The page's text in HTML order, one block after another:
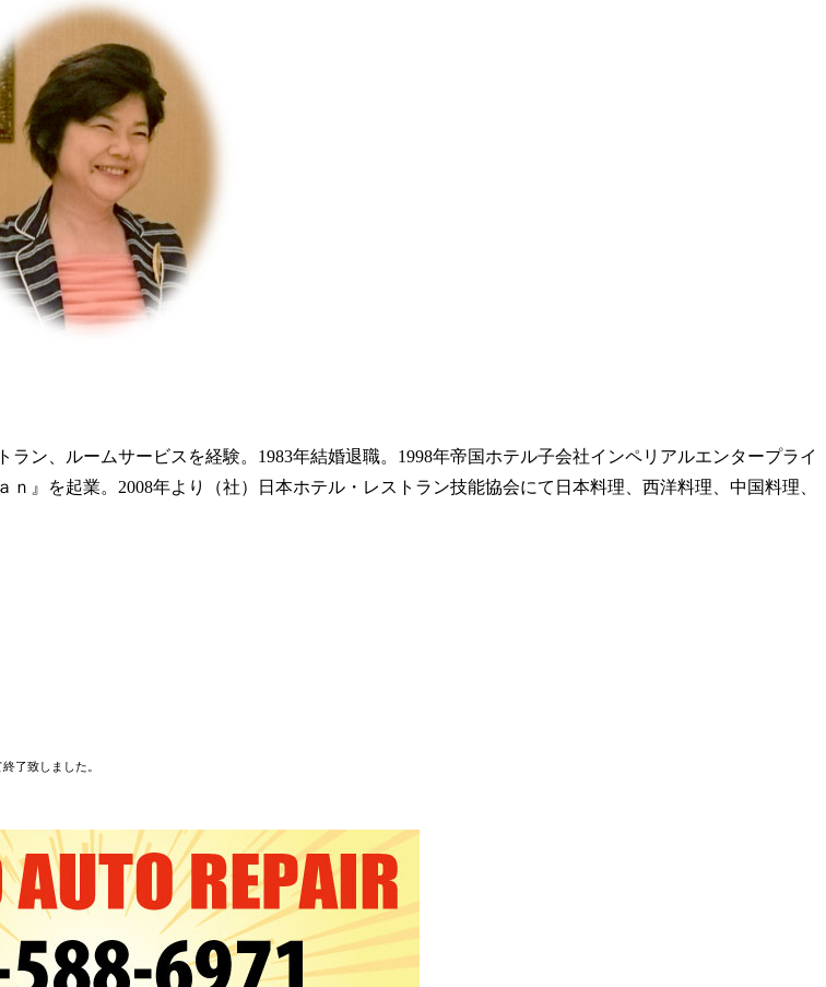
ン、ルームサービスを経験。1983年結婚退職。1998年帝国ホテル子会社インペリアルエンタープライ
』を起業。2008年より（社）日本ホテル・レストラン技能協会にて日本料理、西洋料理、中国料理、
了致しました。